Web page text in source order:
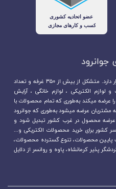
جوانرود​​​​​​​
بازارچه مرزی جوانرود که در مرکز شهر جوانرود قرار دارد. متشکل از بیش از ۳۵۰ غرفه و تعداد
لوازم الکتریکی ، لوازم خانگی ، آرایش
عرضه میکند به‌طوری که تمام محصولات با
مشتریان عرضه میشود به‌طوری که جوانرود
عرضه محصول در غرب کشور تبدیل شود و
را از سر تا سر کشور برای خرید محصولات الکتریکی و...
محصولات، تنوع گسترده محصولات،
پذیر کرمانشاه، پاوه و روانسر از دلایل